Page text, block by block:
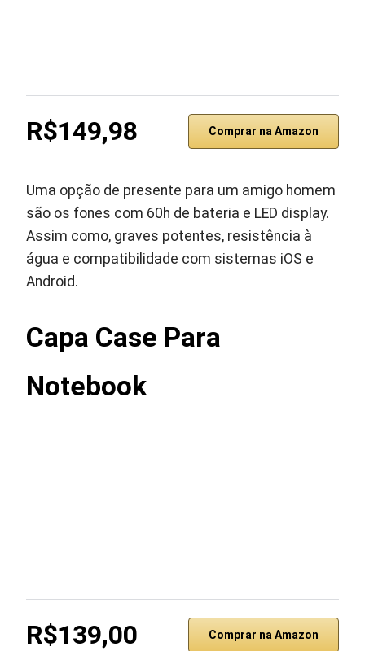
R$149,98 Comprar na Amazon
Uma opção de presente para um amigo homem
são os fones com 60h de bateria e LED display.
Assim como, graves potentes, resistência à
água e compatibilidade com sistemas iOS e
Android.
Capa Case Para
Notebook
R$139,00 Comprar na Amazon